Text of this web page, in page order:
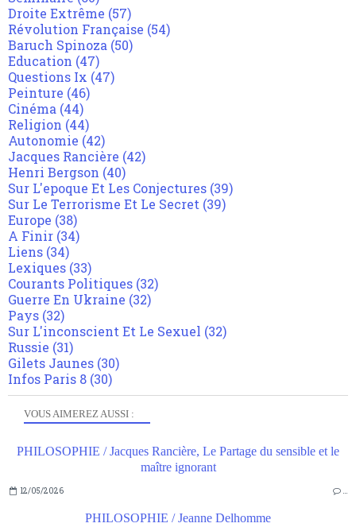
VOUS AIMEREZ AUSSI :
PHILOSOPHIE / Jacques Rancière, Le Partage du sensible et le
maître ignorant
12/05/2026 …
PHILOSOPHIE / Jeanne Delhomme
Droite Extrême (57)
Révolution Française (54)
Baruch Spinoza (50)
Education (47)
Questions Ix (47)
Peinture (46)
Cinéma (44)
Religion (44)
Autonomie (42)
Jacques Rancière (42)
Henri Bergson (40)
Sur L'epoque Et Les Conjectures (39)
Sur Le Terrorisme Et Le Secret (39)
Europe (38)
A Finir (34)
Liens (34)
Lexiques (33)
Courants Politiques (32)
Guerre En Ukraine (32)
Pays (32)
Sur L'inconscient Et Le Sexuel (32)
Russie (31)
Gilets Jaunes (30)
Infos Paris 8 (30)